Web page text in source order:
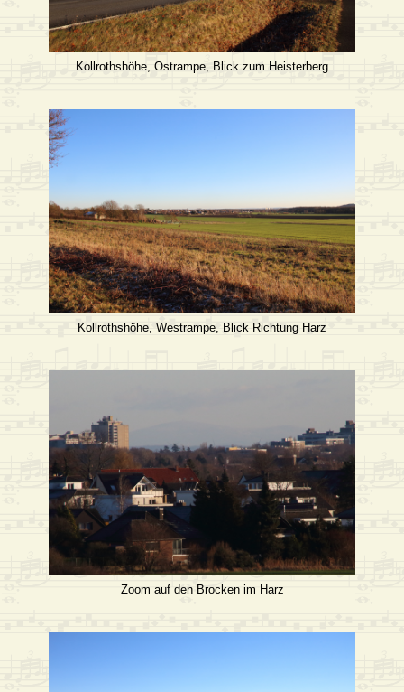
Kollrothshöhe, Ostrampe, Blick zum Heisterberg
Kollrothshöhe, Westrampe, Blick Richtung Harz
Zoom auf den Brocken im Harz